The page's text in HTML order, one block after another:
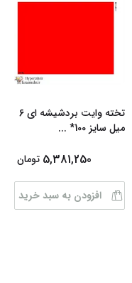
تخته وایت بردشیشه ای 6
میل سایز 100*
...
5,381,250 تومان
افزودن به سبد خرید